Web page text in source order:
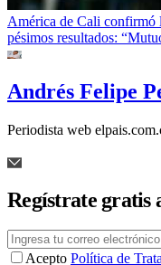
América de Cali confirmó
pésimos resultados:
Andrés Felipe
Periodista web
Regístrate gratis
Acepto Política de